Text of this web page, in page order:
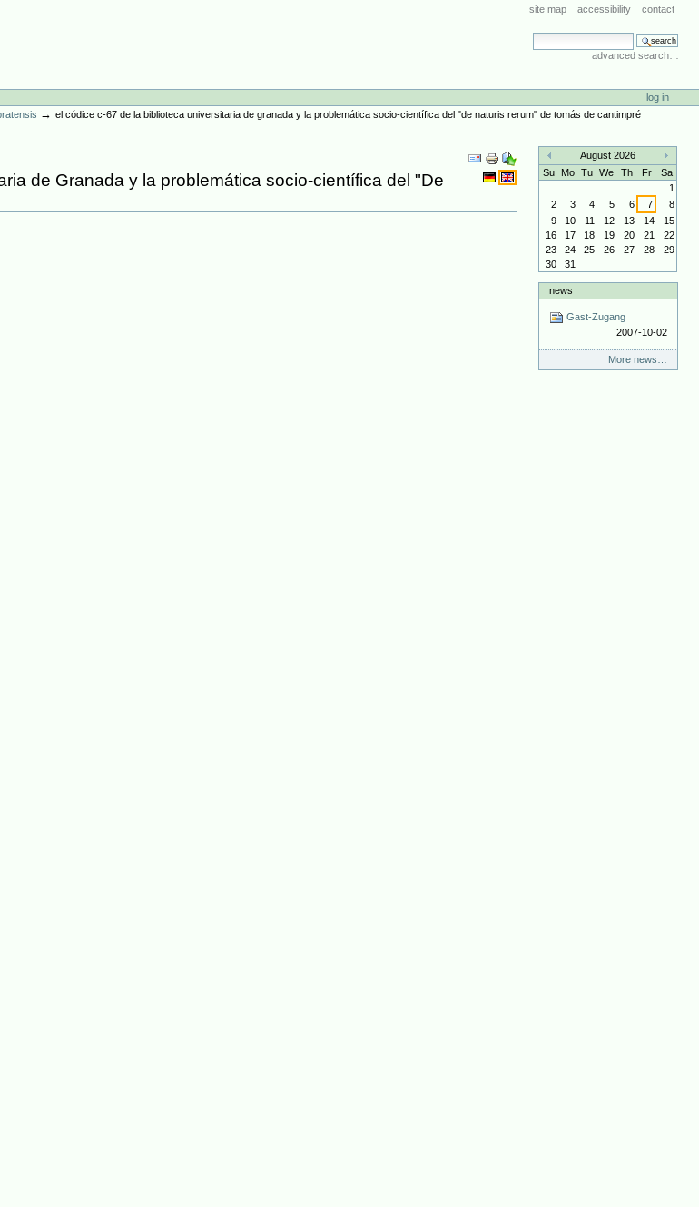
site map accessibility contact
search site
advanced search…
log in
→el códice c-67 de la biblioteca universitaria de granada y la problemática socio-científica del "de naturis rerum" de tomás de cantimpré
Document
Actions
de Granada y la problemática socio-científica del "De
«
August 2026
»
Su Mo Tu We Th Fr
Sa
1
2
3 4 5 6 7
8
9
10 11 12 13 14
15
16
17 18 19 20 21
22
23
24 25 26 27 28
29
30
31
news
Gast-Zugang
2007-10-02
More news…